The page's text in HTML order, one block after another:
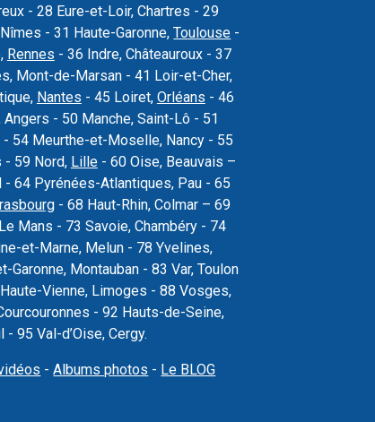
- 28 Eure-et-Loir, Chartres - 29
- 31 Haute-Garonne,Toulouse -
Rennes - 36 Indre, Châteauroux - 37
Mont-de-Marsan - 41 Loir-et-Cher,
Nantes - 45 Loiret, Orléans - 46
- 50 Manche, Saint-Lô - 51
- 54 Meurthe-et-Moselle, Nancy - 55
- 59 Nord, Lille- 60 Oise, Beauvais –
64 Pyrénées-Atlantiques, Pau - 65
- 68 Haut-Rhin, Colmar – 69
Mans - 73 Savoie, Chambéry - 74
et-Marne, Melun - 78 Yvelines,
Montauban - 83 Var, Toulon
Vienne, Limoges - 88 Vosges,
- 92 Hauts-de-Seine,
95 Val-d’Oise, Cergy.
-Albums photos - Le BLOG